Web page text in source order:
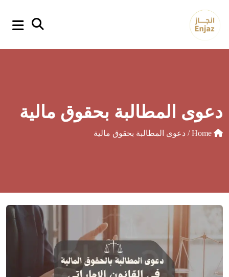
دعوى المطالبة بحقوق مالية
/ دعوى المطالبة بحقوق مالية